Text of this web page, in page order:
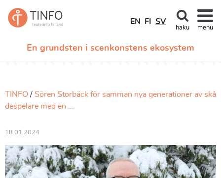
En grundsten i scenkonstens ekosystem
EN FI SV
haku menu
TINFO
Sören Storbäck för samman nya generationer av skå
despelare med en ...
18.01.2024